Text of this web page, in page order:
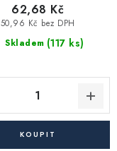
Skladem (117 ks)
50,96 Kč bez DPH
62,68 Kč